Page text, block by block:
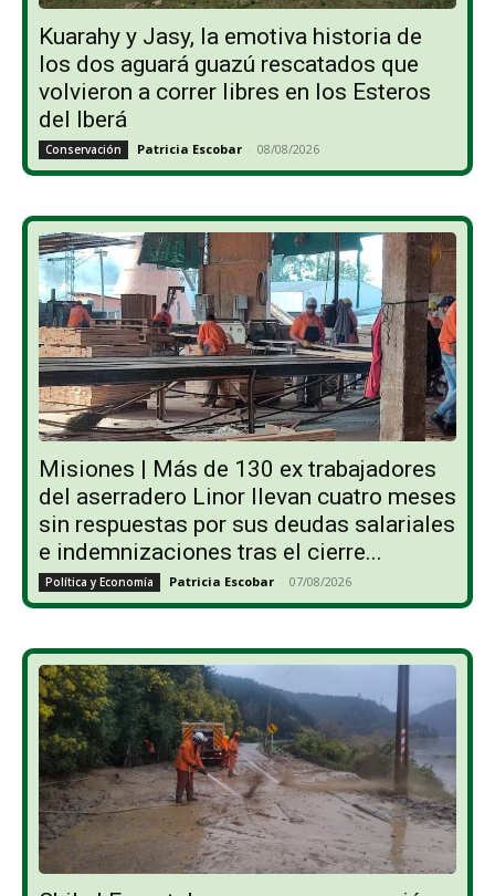
Kuarahy y Jasy, la emotiva historia de
los dos aguará guazú rescatados que
volvieron a correr libres en los Esteros
del Iberá
Conservación Patricia Escobar - 08/08/2026
Misiones | Más de 130 ex trabajadores
del aserradero Linor llevan cuatro meses
sin respuestas por sus deudas salariales
e indemnizaciones tras el cierre...
Política y Economía Patricia Escobar - 07/08/2026